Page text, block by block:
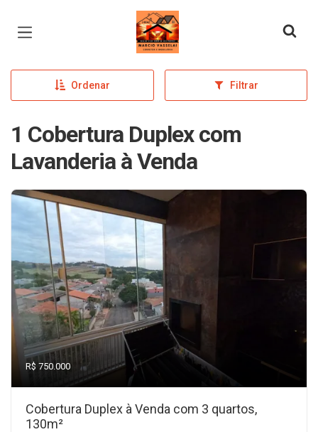
Página inicial
Ordenar Filtrar
1 Cobertura Duplex com
Lavanderia à Venda
R$ 750.000
Cobertura Duplex à Venda com 3 quartos,
130m²